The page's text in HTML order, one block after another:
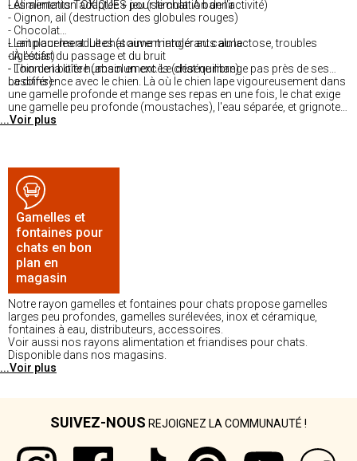
- Alimentation adaptée + jeu (stimulation de l'activité)
Les aliments TOXIQUES pour le chat. À bannir :
- Oignon, ail (destruction des globules rouges)
- Chocolat
- Lait pour les adultes (souvent intolérants au lactose, troubles
digestifs)
- Thon en boîte humain en excès (déséquilibre)
L'emplacement. Le chat aime manger au calme :
- À l'écart du passage et du bruit
- Loin de la litière (absolument. Le chat ne mange pas près de ses
besoins)
La différence avec le chien. Là où le chien lape vigoureusement dans
une gamelle profonde et mange ses repas en une fois, le chat exige
une gamelle peu profonde (moustaches), l'eau séparée, et grignote
en petites portions. Les besoins sont réellement différents.
...Voir plus
Gamelles et
fontaines pour
chats en bon
plan en
magasin
Notre rayon gamelles et fontaines pour chats propose gamelles
larges peu profondes, gamelles surélevées, inox et céramique,
fontaines à eau, distributeurs, accessoires.
Voir aussi nos rayons alimentation et friandises pour chats.
Disponible dans nos magasins.
...Voir plus
SUIVEZ-NOUS REJOIGNEZ LA COMMUNAUTÉ !